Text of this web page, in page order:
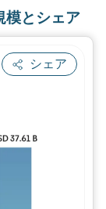
模とシェア
シェア